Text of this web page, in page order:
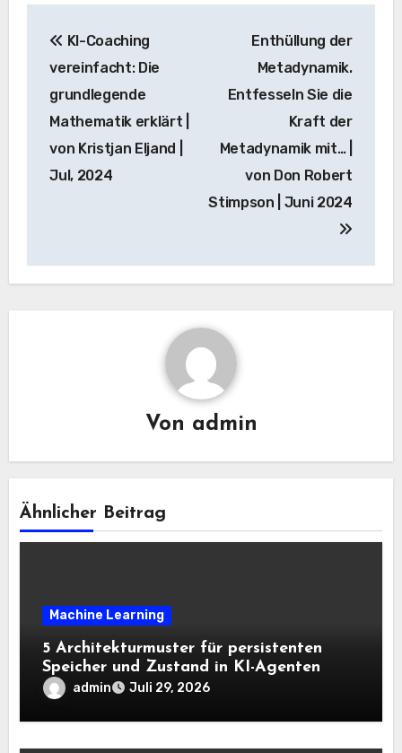
Navigation
KI-Coaching
vereinfacht: Die
grundlegende
Mathematik erklärt |
von Kristjan Eljand |
Jul, 2024
Enthüllung der
Metadynamik.
Entfesseln Sie die
Kraft der
Metadynamik mit… |
von Don Robert
Stimpson | Juni 2024
Von admin
Ähnlicher Beitrag
Machine Learning
5 Architekturmuster für persistenten
Speicher und Zustand in KI-Agenten
admin Juli 29, 2026